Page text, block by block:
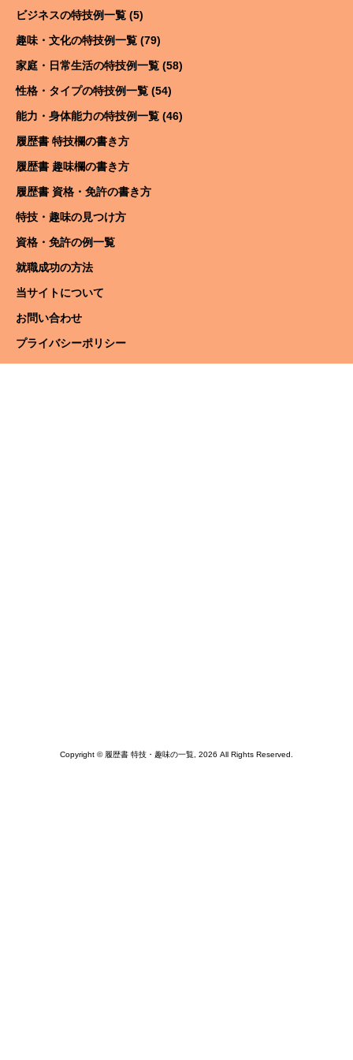
ビジネスの特技例一覧 (5)
趣味・文化の特技例一覧 (79)
家庭・日常生活の特技例一覧 (58)
性格・タイプの特技例一覧 (54)
能力・身体能力の特技例一覧 (46)
履歴書 特技欄の書き方
履歴書 趣味欄の書き方
履歴書 資格・免許の書き方
特技・趣味の見つけ方
資格・免許の例一覧
就職成功の方法
当サイトについて
お問い合わせ
プライバシーポリシー
Copyright © 履歴書 特技・趣味の一覧, 2026 All Rights Reserved.